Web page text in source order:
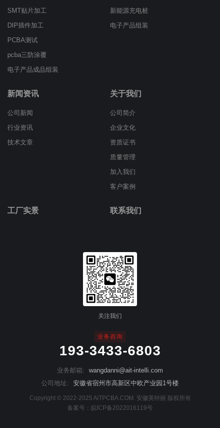
SMT贴片加工
DIP插件加工
PCBA测试
pcba三防涂覆
电子产品成品组装
新能源充电桩
电子产品组装
新闻资讯
公司新闻
行业资讯
技术文章
关于我们
公司简介
企业文化
资质证书
质量管理
加入我们
客户案例
工厂实景 联系我们
业务咨询
193-3433-6803
业务邮箱:
wangdanni@ait-intelli.com
公司地址:
安徽省宿州市高新区中欧产业园1号楼
Copyright © 2022-2025 AiTPCBA.COM. 安徽英特丽 版权所有
备案号： 皖ICP备2022016119号
关注我们